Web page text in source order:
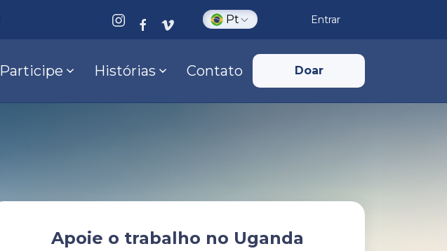
Pt Entrar
Participe Histórias Contato Doar
Apoie o trabalho no Uganda